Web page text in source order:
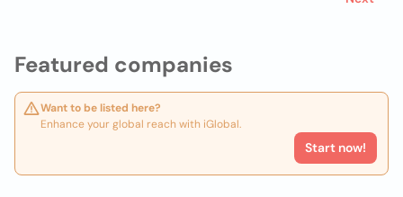
Featured companies
Want to be listed here?
Enhance your global reach with iGlobal.
Start now!